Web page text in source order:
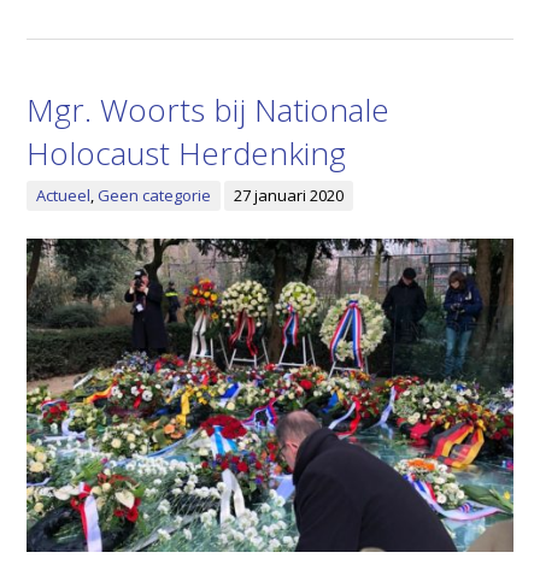
Mgr. Woorts bij Nationale
Holocaust Herdenking
Actueel, Geen categorie 27 januari 2020